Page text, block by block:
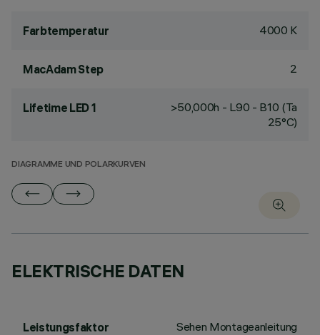
Farbtemperatur 4000 K
MacAdam Step 2
Lifetime LED 1
>50,000h - L90 - B10 (Ta
25°C)
DIAGRAMME UND POLARKURVEN
ELEKTRISCHE DATEN
Leistungsfaktor Sehen Montageanleitung